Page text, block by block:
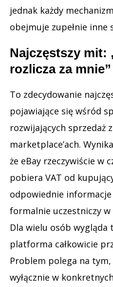
jednak każdy
obejmuje zupełnie inne
Najczęstszy mit:
rozlicza za mnie”
To zdecydowanie
pojawiające się wśród
rozwijających sprzedaż
marketplace’ach.
że eBay rzeczywiście w
pobiera VAT od
odpowiednie
formalnie uczestniczy
Dla wielu osób wygląda
platforma całkowicie
Problem polega na tym,
wyłącznie w